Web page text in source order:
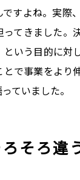
すよね。実際
てきました。
いう目的に対
で事業をより
ていました。
ろそろ違